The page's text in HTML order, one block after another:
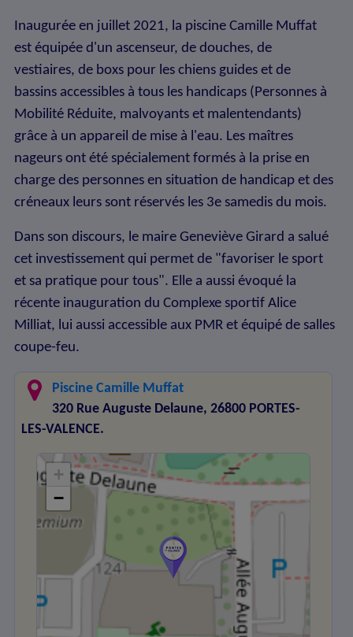
Inaugurée en juillet 2021, la piscine Camille Muffat
est équipée d'un ascenseur, de douches, de
vestiaires, de boxs pour les chiens guides et de
bassins accessibles à tous les handicaps (Personnes à
Mobilité Réduite, malvoyants et malentendants)
grâce à un appareil de mise à l'eau. Les maîtres
nageurs ont été spécialement formés à la prise en
charge des personnes en situation de handicap et des
créneaux leurs sont réservés les 3e samedis du mois.
Dans son discours, le maire Geneviève Girard a salué
cet investissement qui permet de "favoriser le sport
et sa pratique pour tous". Elle a aussi évoqué la
récente inauguration du Complexe sportif Alice
Milliat, lui aussi accessible aux PMR et équipé de salles
coupe-feu.
Piscine Camille Muffat
320 Rue Auguste Delaune, 26800 PORTES-
LES-VALENCE.
+
−